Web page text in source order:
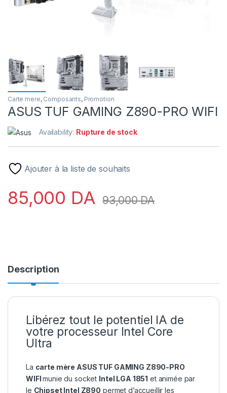
Carte mere, Composants, Promotion
ASUS TUF GAMING Z890-PRO WIFI
Availability: Rupture de stock
Ajouter à la liste de souhaits
85,000 DA 93,000DA
Description
Libérez tout le potentiel IA de
votre processeur Intel Core
Ultra
La carte mère ASUS TUF GAMING Z890-PRO
WIFImunie du socket Intel LGA 1851 et animée par
le Chipset Intel Z890 permet d’accueillir les